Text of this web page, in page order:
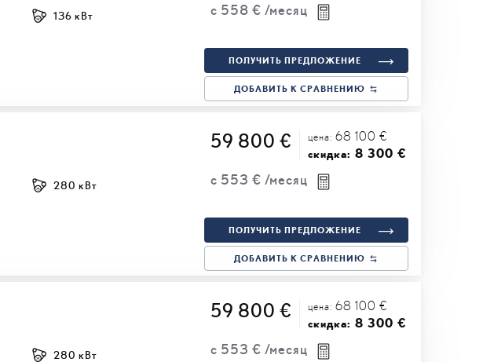
с 558 € /месяц
136 кВт
ПОЛУЧИТЬ ПРЕДЛОЖЕНИЕ
ДОБАВИТЬ К СРАВНЕНИЮ
59 800 € цена: 68 100 €
скидка: 8 300 €
с 553 € /месяц
280 кВт
ПОЛУЧИТЬ ПРЕДЛОЖЕНИЕ
ДОБАВИТЬ К СРАВНЕНИЮ
59 800 € цена: 68 100 €
скидка: 8 300 €
с 553 € /месяц
280 кВт